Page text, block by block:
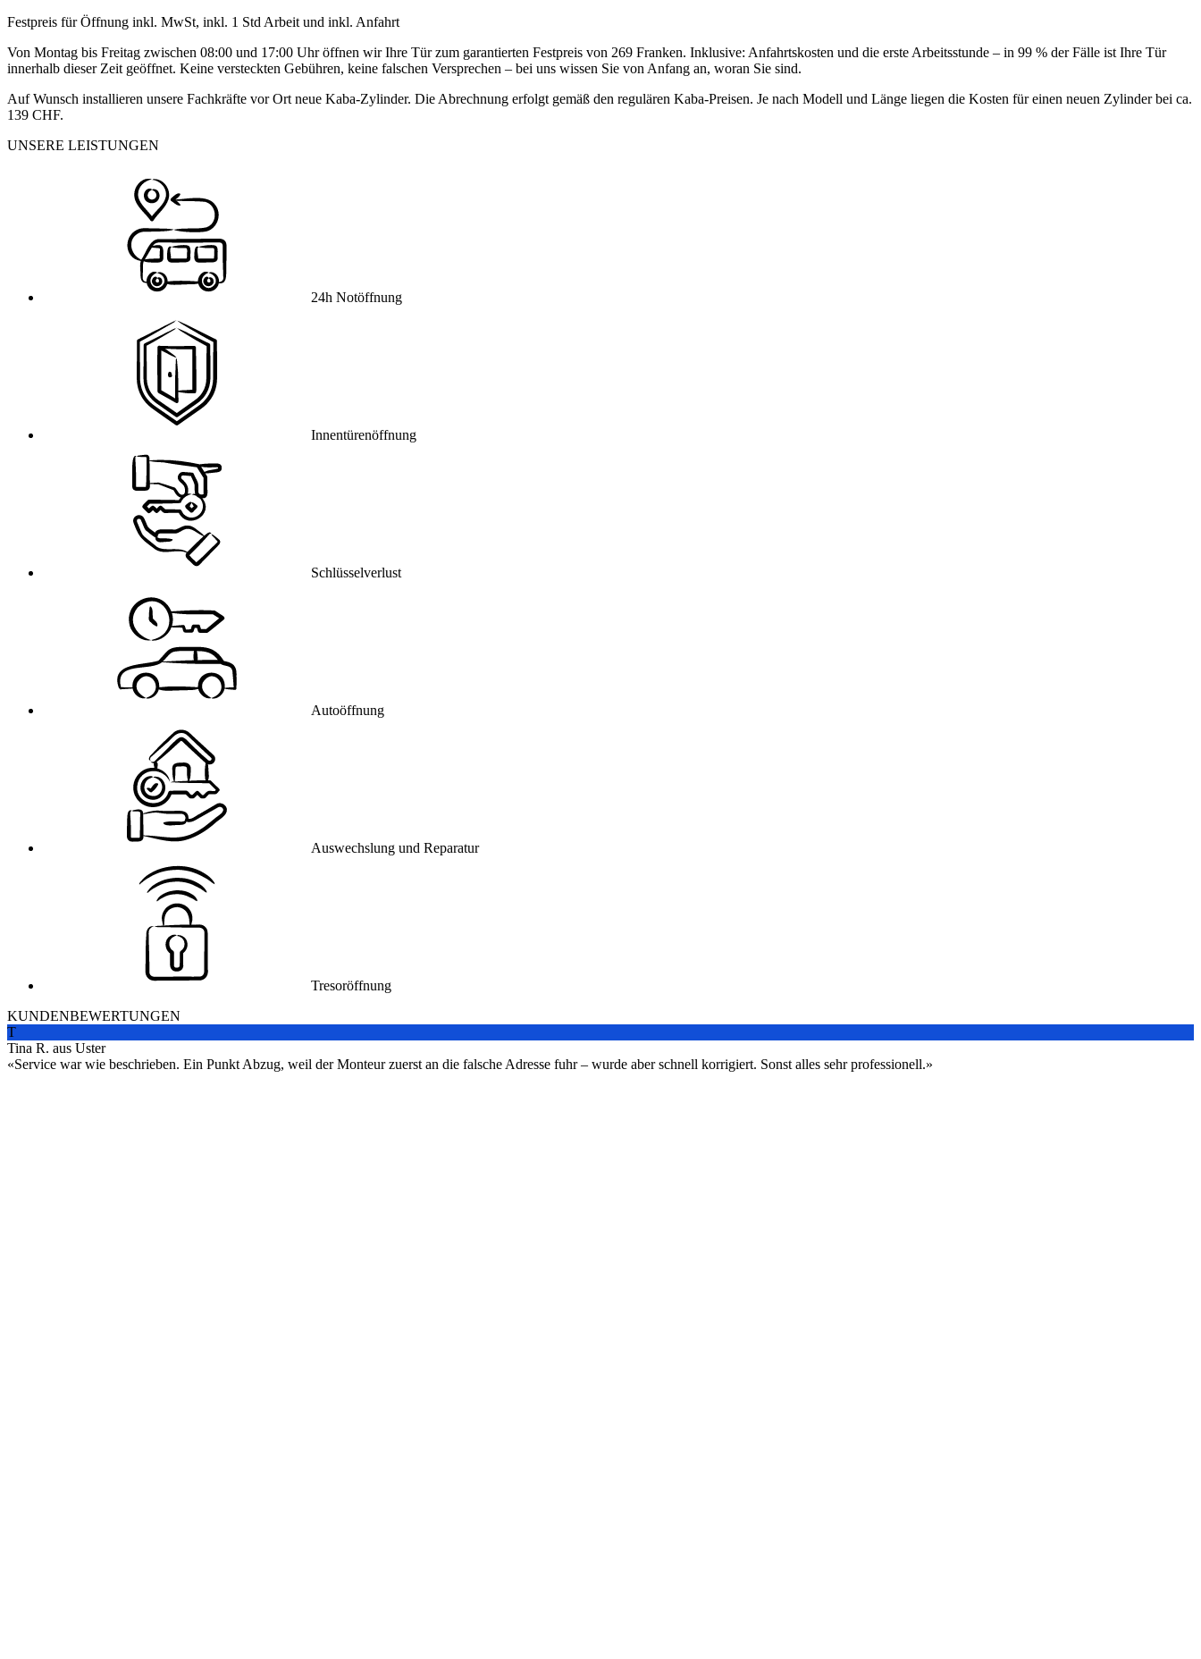
Festpreis für Öffnung inkl. MwSt, inkl. 1 Std Arbeit und inkl. Anfahrt
Von Montag bis Freitag zwischen 08:00 und 17:00 Uhr öffnen wir Ihre Tür zum garantierten Festpreis von 269 Franken. Inklusive: Anfahrtskosten und die erste Arbeitsstunde – in 99 % der Fälle ist Ihre Tür
innerhalb dieser Zeit geöffnet. Keine versteckten Gebühren, keine falschen Versprechen – bei uns wissen Sie von Anfang an, woran Sie sind.
Auf Wunsch installieren unsere Fachkräfte vor Ort neue Kaba-Zylinder. Die Abrechnung erfolgt gemäß den regulären Kaba-Preisen. Je nach Modell und Länge liegen die Kosten für einen neuen Zylinder bei ca.
139 CHF.
UNSERE LEISTUNGEN
24h Notöffnung
Innentürenöffnung
Schlüsselverlust
Autoöffnung
Auswechslung und Reparatur
Tresoröffnung
KUNDENBEWERTUNGEN
T
Tina R. aus Uster
Service war wie beschrieben. Ein Punkt Abzug, weil der Monteur zuerst an die falsche Adresse fuhr – wurde aber schnell korrigiert. Sonst alles sehr professionell.